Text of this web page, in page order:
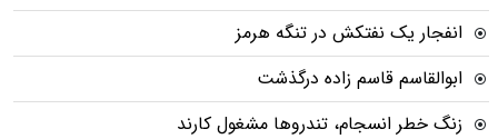
انفجار یک نفتکش در تنگه هرمز
ابوالقاسم قاسم زاده درگذشت
زنگ خطر انسجام، تندروها مشغول کارند